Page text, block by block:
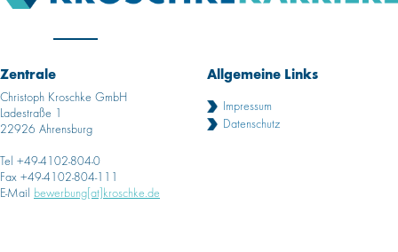
Zentrale
Christoph Kroschke GmbH
Ladestraße 1
22926 Ahrensburg
Tel +49-4102-804-0
Fax +49-4102-804-111
E-Mail bewerbung[at]kroschke.de
Allgemeine Links
Impressum
Datenschutz